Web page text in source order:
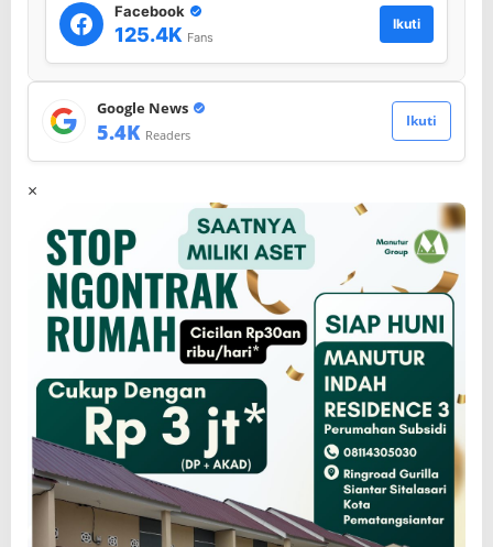
Facebook
125.4K Fans
Ikuti
Google News
5.4K Readers
Ikuti
×